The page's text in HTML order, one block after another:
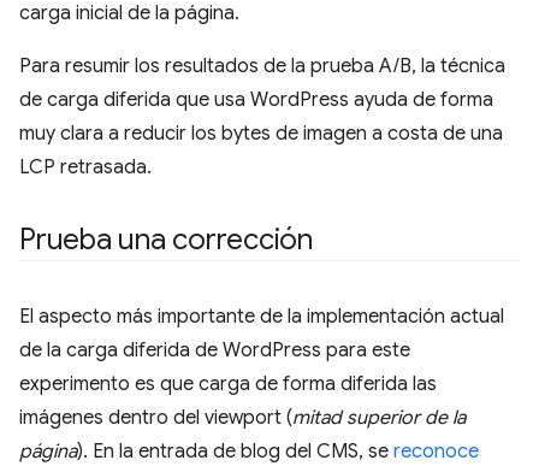
carga inicial de la página.
Para resumir los resultados de la prueba A/B, la técnica
de carga diferida que usa WordPress ayuda de forma
muy clara a reducir los bytes de imagen a costa de una
LCP retrasada.
Prueba una corrección
El aspecto más importante de la implementación actual
de la carga diferida de WordPress para este
experimento es que carga de forma diferida las
imágenes dentro del viewport (mitad superior de la
página). En la entrada de blog del CMS, se reconoce